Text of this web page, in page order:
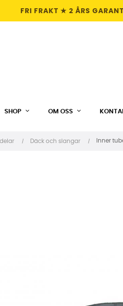
FRI FRAKT ★ 2 ÅRS
SHOP OM OSS
Däck och slangar Inner